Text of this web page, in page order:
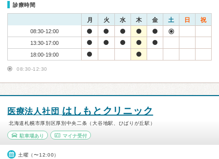
診療時間
月 火 水 木 金 土 日 祝
08:30-12:00
13:30-17:00
18:00-19:00
08:30-12:30
医療法人社団 はしもとクリニック
北海道札幌市厚別区厚別中央二条（大谷地駅、ひばりが丘駅）
駐車場あり マイナ受付
土曜（〜12:00）